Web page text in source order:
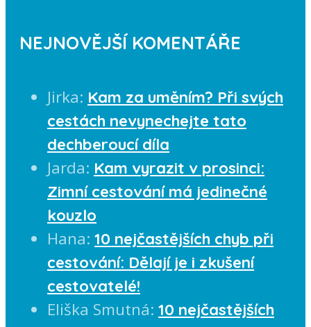
NEJNOVĚJŠÍ KOMENTÁŘE
Jirka: Kam za uměním? Při svých
cestách nevynechejte tato
dechberoucí díla
Jarda: Kam vyrazit v prosinci:
Zimní cestování má jedinečné
kouzlo
Hana: 10 nejčastějších chyb při
cestování: Dělají je i zkušení
cestovatelé!
Eliška Smutná: 10 nejčastějších